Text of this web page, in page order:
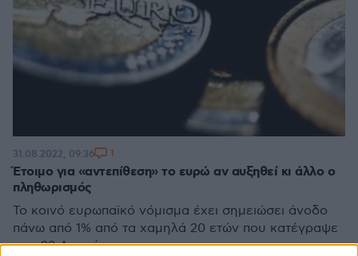
Έτοιμο για «αντεπίθεση» το ευρώ αν αυξηθεί κι άλλο ο
πληθωρισμός
To κοινό ευρωπαϊκό νόμισμα έχει σημειώσει άνοδο
πάνω από 1% από τα χαμηλά 20 ετών που κατέγραψε
στις 23 Αυγούστου
31.08.2022, 09:36 1